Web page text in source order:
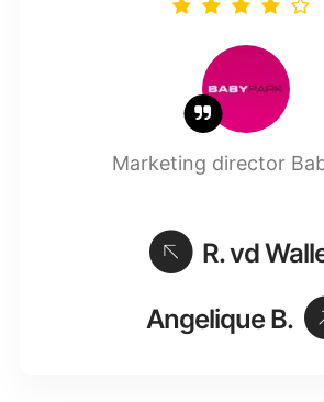
Marketing director
R. vd
Angelique B.